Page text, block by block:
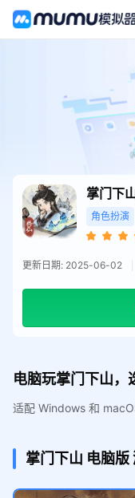
掌门下
角色扮演
更新日期: 2025-06-02
电脑玩掌门下山
适配 Windows 和
掌门下山 电脑版